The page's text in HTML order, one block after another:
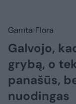
Gamta Flora
Galvojo,
grybą, o
panašūs,
nuodingas